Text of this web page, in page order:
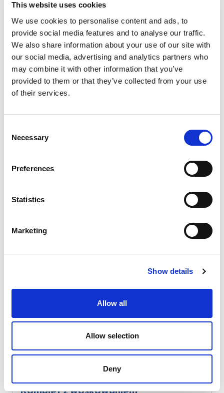
This website uses cookies
We use cookies to personalise content and ads, to
provide social media features and to analyse our traffic.
We also share information about your use of our site with
our social media, advertising and analytics partners who
may combine it with other information that you’ve
provided to them or that they’ve collected from your use
of their services.
Selection
Necessary
Preferences
Statistics
Marketing
Show details
Allow all
Allow selection
Deny
Usługi auto SPA
Czynna 24h
Serwis opon
Ozonowanie
Myjnia tunelowa
Komplet
Mycie zewnętrzne z woskowaniem
• Mycie zewnętrzne
• Woskowanie
Komplet z woskowaniem